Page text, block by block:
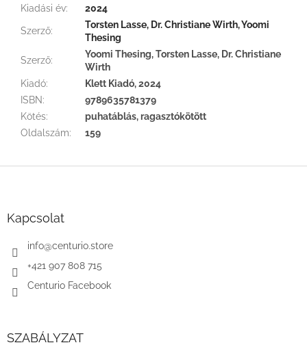
Kiadási év: 2024
Szerző:
Torsten Lasse, Dr. Christiane Wirth, Yoomi
Thesing
Szerző:
Yoomi Thesing, Torsten Lasse, Dr. Christiane
Wirth
Kiadó:
Klett Kiadó, 2024
ISBN:
9789635781379
Kötés:
puhatáblás, ragasztókötött
Oldalszám: 159
Kapcsolat
info@centurio.store
+421 907 808 715
Centurio Facebook
SZABÁLYZAT